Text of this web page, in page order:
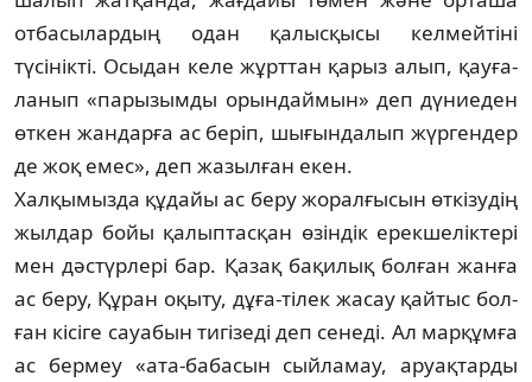
отба­сы­лар­дың одан қалысқысы келмейтіні
түсінікті. Осы­дан келе жұрттан қарыз алып, қау­ға­
ланып «парызымды орындаймын» деп дү­ниеден
өткен жандарға ас беріп, шы­ғындалып жүргендер
де жоқ емес», деп жа­зылған екен.
Халқымызда құдайы ас беру жо­рал­ғысын өткізудің
жылдар бойы қалып­тас­қан өзіндік ерекшеліктері
мен дәстүрлері бар. Қазақ бақилық болған жанға
ас беру, Құран оқыту, дұға-тілек жасау қайтыс бол­
ған кісіге сауабын тигізеді деп сенеді. Ал марқұмға
ас бермеу «ата-бабасын сый­ламау, аруақтарды